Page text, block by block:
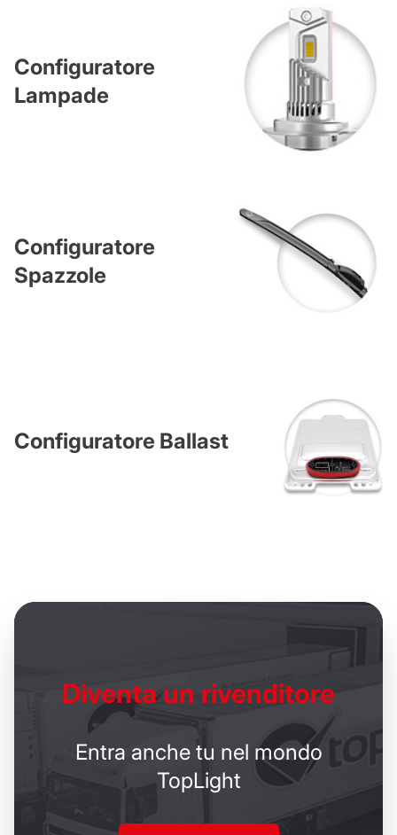
Configuratore
Lampade
Configuratore
Spazzole
Configuratore Ballast
Diventa un rivenditore
Entra anche tu nel mondo
TopLight